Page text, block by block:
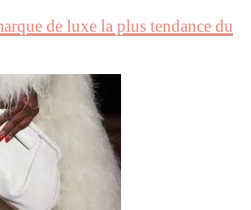
de luxe la plus tendance du